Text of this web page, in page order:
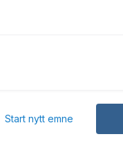
Start nytt emne